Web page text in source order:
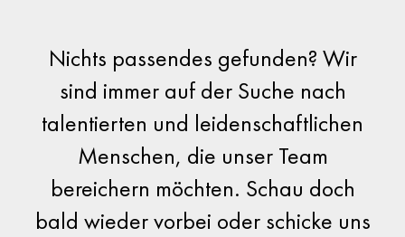
Nichts passendes gefunden? Wir
sind immer auf der Suche nach
talentierten und leidenschaftlichen
Menschen, die unser Team
bereichern möchten. Schau doch
bald wieder vorbei oder schicke uns